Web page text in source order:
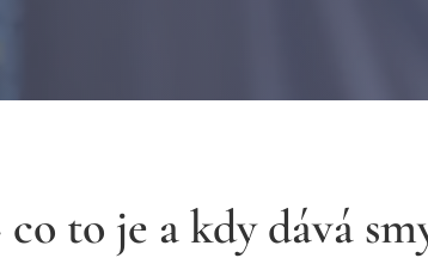
to je a kdy dává